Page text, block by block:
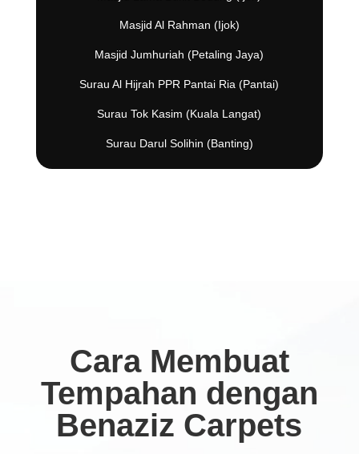
Masjid Al Rahman (Ijok)
Masjid Jumhuriah (Petaling Jaya)
Surau Al Hijrah PPR Pantai Ria (Pantai)
Surau Tok Kasim (Kuala Langat)
Surau Darul Solihin (Banting)
Cara Membuat
Tempahan dengan
Benaziz Carpets